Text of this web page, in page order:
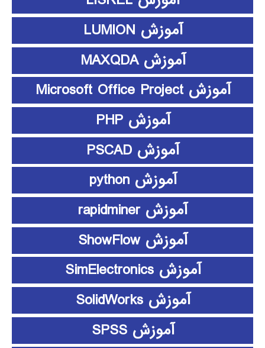
آموزش LUMION
آموزش MAXQDA
آموزش Microsoft Office Project
آموزش PHP
آموزش PSCAD
آموزش python
آموزش rapidminer
آموزش ShowFlow
آموزش SimElectronics
آموزش SolidWorks
آموزش SPSS